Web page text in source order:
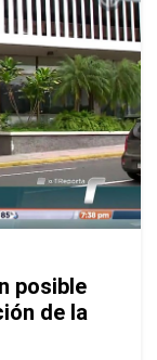
posible
de la